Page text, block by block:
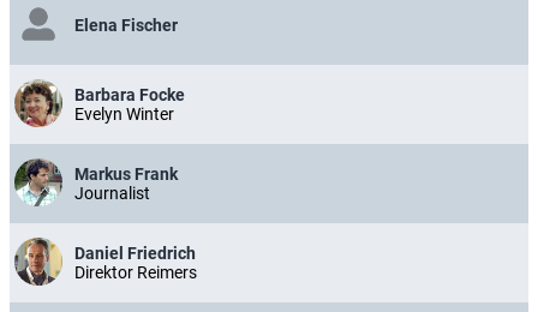
Elena Fischer
Barbara Focke
Evelyn Winter
Markus Frank
Journalist
Daniel Friedrich
Direktor Reimers